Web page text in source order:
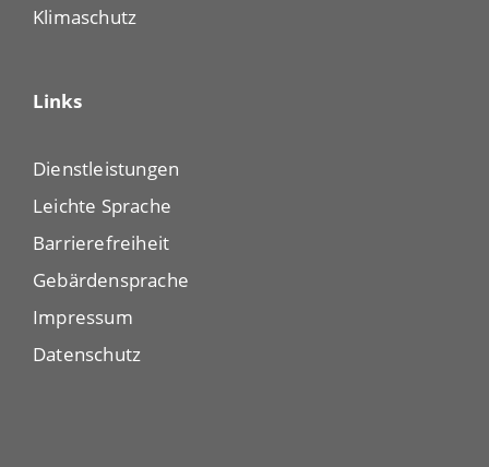
Klimaschutz
Links
Dienstleistungen
Leichte Sprache
Barrierefreiheit
Gebärdensprache
Impressum
Datenschutz